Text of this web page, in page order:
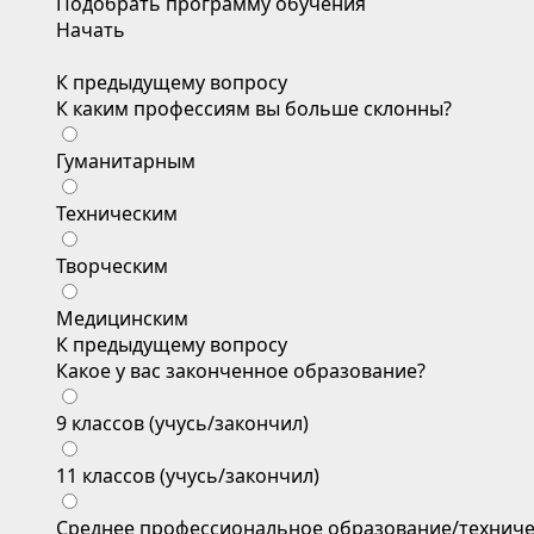
Начать
К предыдущему вопросу
К каким профессиям вы больше склонны?
Гуманитарным
Техническим
Творческим
Медицинским
К предыдущему вопросу
Какое у вас законченное образование?
9 классов (учусь/закончил)
11 классов (учусь/закончил)
Среднее профессиональное образование/